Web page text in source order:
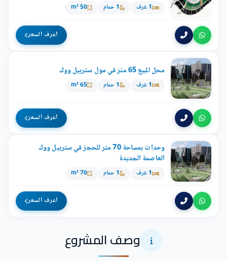
1 غرف 1 حمام 50 m²
اعرف السعر
محل للبيع 65 متر في مول ستربيل ووك
1 غرف 1 حمام 65 m²
اعرف السعر
وحدات بمساحة 70 متر للحجز في ستربيل ووك
العاصمة الجديدة
1 غرف 1 حمام 70 m²
اعرف السعر
وصف المشروع